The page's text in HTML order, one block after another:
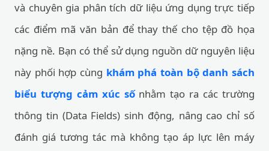
và chuyên gia phân tích dữ liệu ứng dụng trực tiếp
các điểm mã văn bản để thay thế cho tệp đồ họa
nặng nề. Bạn có thể sử dụng nguồn dữ nguyên liệu
này phối hợp cùng khám phá toàn bộ danh sách
biểu tượng cảm xúc sốnhằm tạo ra các trường
thông tin (Data Fields) sinh động, nâng cao chỉ số
đánh giá tương tác mà không tạo áp lực lên máy